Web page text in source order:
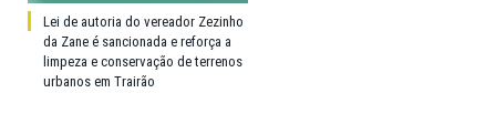
Lei de autoria do vereador Zezinho
da Zane é sancionada e reforça a
limpeza e conservação de terrenos
urbanos em Trairão